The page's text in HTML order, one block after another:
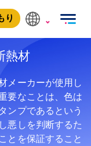
り
熱材
メーカーが使用し
要なことは、色は
ンプであるという
悪しを判断するた
とを保証すること